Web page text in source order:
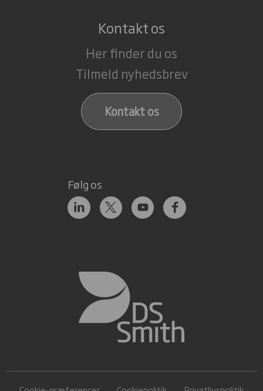
Kontakt os
Her finder du os
Tilmeld nyhedsbrev
Kontakt os
Følg os